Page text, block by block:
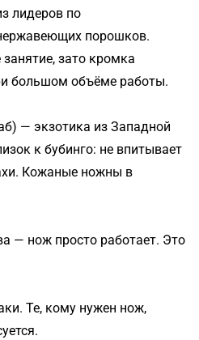
лидеров по
порошков.
зато кромка
большом объёме работы.
— экзотика из Западной
к бубинго: не впитывает
Кожаные ножны в
— нож просто работает. Это
Те, кому нужен нож,